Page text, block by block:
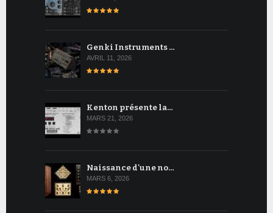
Genki Instruments …
AVRIL 11, 2026
Kenton présente la…
MARS 21, 2026
Naissance d'une no…
MARS 6, 2026